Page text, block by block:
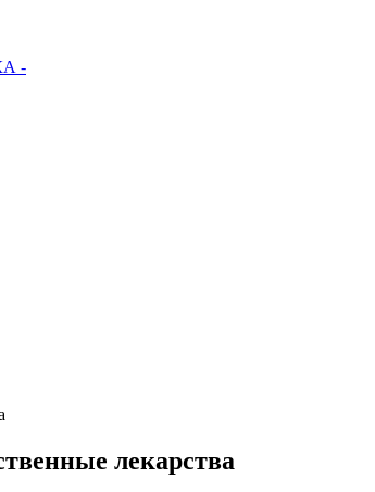
-
лекарства